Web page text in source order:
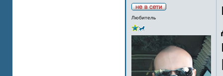
Любитель